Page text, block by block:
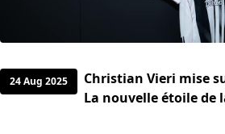
24 Aug 2025
Christian Vieri mise
La nouvelle étoile de